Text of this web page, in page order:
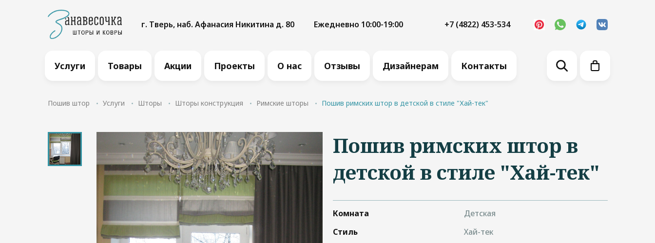
г. Тверь, наб. Афанасия Никитина д. 80 Ежедневно 10:00-19:00 +7 (4822) 453-534
Услуги Товары Акции Проекты О нас Отзывы Дизайнерам Контакты
Пошив штор Услуги Шторы Шторы конструкция Римские шторы Пошив римских штор в детской в стиле "Хай-тек"
Пошив римских штор в
детской в стиле "Хай-тек"
Комната
Детская
Стиль
Хай-тек